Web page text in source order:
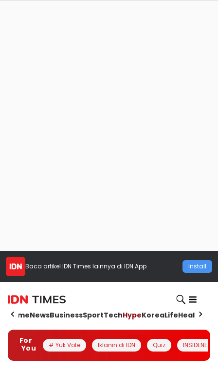
Baca artikel IDN Times lainnya di IDN App Install
HomeNewsBusinessSportTechHypeKoreaLifeHealth
For
You
# Yuk Vote Iklanin di IDN Quiz INSIDENESIA